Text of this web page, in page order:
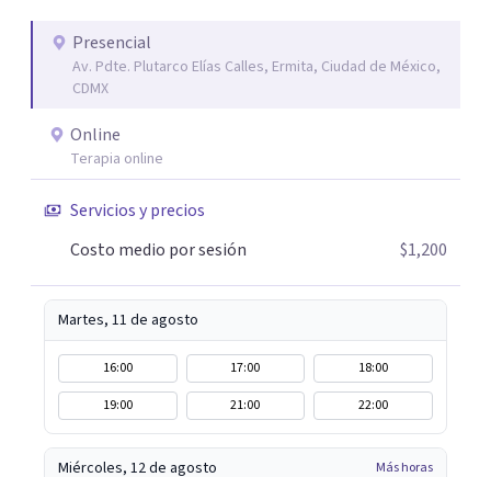
Presencial
Av. Pdte. Plutarco Elías Calles, Ermita, Ciudad de México,
CDMX
Online
Terapia online
Servicios y precios
Costo medio por sesión
$1,200
Martes, 11 de agosto
16:00 17:00
18:00
19:00
21:00 22:00
Miércoles, 12 de agosto Más horas